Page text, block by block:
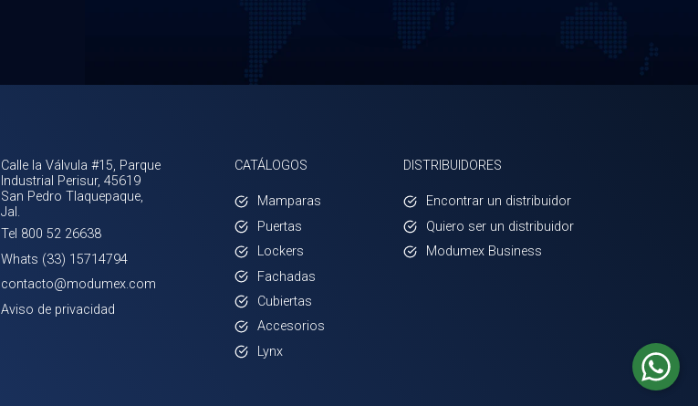
Calle la Válvula #15, Parque
Industrial Perisur, 45619
San Pedro Tlaquepaque,
Jal.
Tel 800 52 26638
Whats (33) 15714794
contacto@modumex.com
Aviso de privacidad
CATÁLOGOS
Mamparas
Puertas
Lockers
Fachadas
Cubiertas
Accesorios
Lynx
DISTRIBUIDORES
Encontrar un distribuidor
Quiero ser un distribuidor
Modumex Business